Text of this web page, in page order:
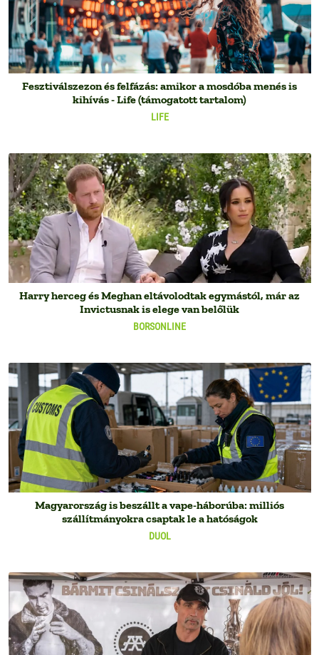
LIFE
Fesztiválszezon és felfázás: amikor a mosdóba menés is
kihívás - Life (támogatott tartalom)
BORSONLINE
Harry herceg és Meghan eltávolodtak egymástól, már az
Invictusnak is elege van belőlük
DUOL
Magyarország is beszállt a vape-háborúba: milliós
szállítmányokra csaptak le a hatóságok